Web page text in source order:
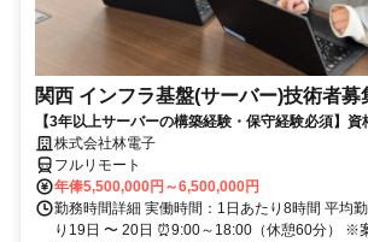
関西 インフラ基盤(サーバー)技術者募
【3年以上サーバーの構築経験・保守経験必須】資
株式会社林電子
フルリモート
年俸5,500,000円～6,500,000円
勤務時間詳細 実働時間：1日あたり8時間 平均
り19日 〜 20日 ⏰9:00～18:00（休憩60分） ※